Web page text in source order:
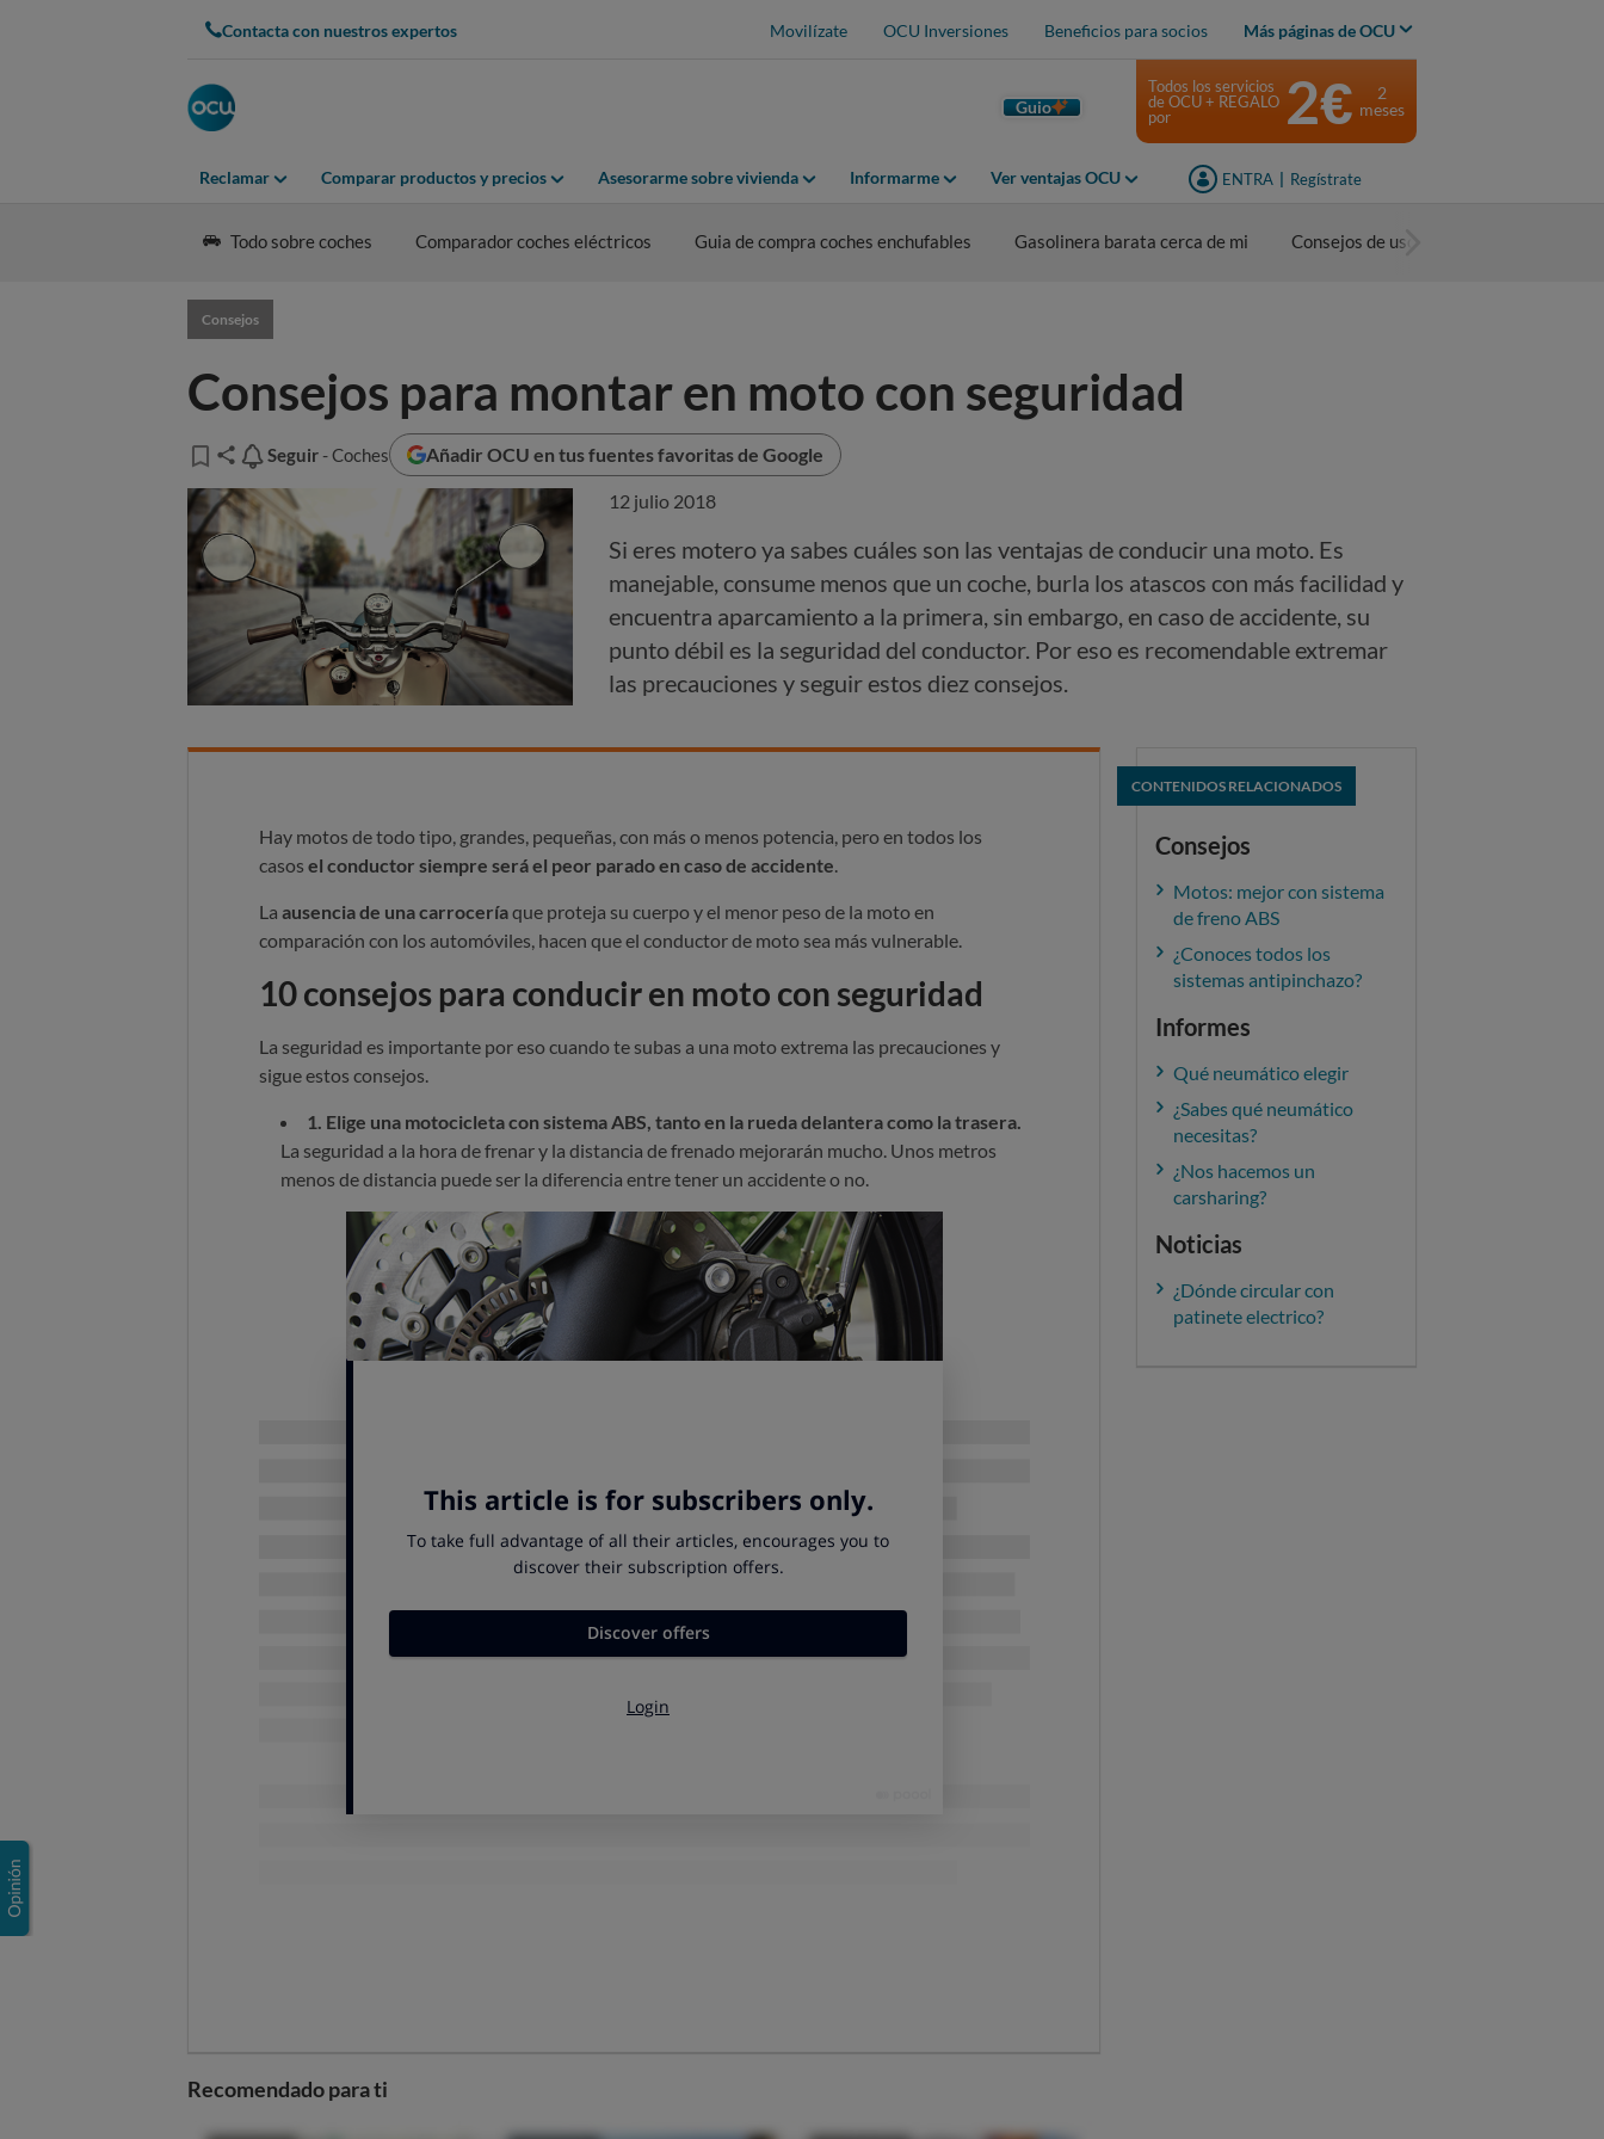
Contacta con nuestros expertos Movilízate OCU Inversiones Beneficios para socios Más páginas de OCU
Guio
Reclamar Comparar productos y precios Asesorarme sobre vivienda Informarme Ver ventajas OCU ENTRA Regístrate
Todos los servicios
de OCU + REGALO
por
2€
2
meses
Todo sobre coches Comparador coches eléctricos Guia de compra coches enchufables Gasolinera barata cerca de mi Consejos de uso
Consejos
Consejos para montar en moto con seguridad
Seguir
Seguir - Coches Añadir OCU en tus fuentes favoritas de Google
12 julio 2018
Si eres motero ya sabes cuáles son las ventajas de conducir una moto. Es
manejable, consume menos que un coche, burla los atascos con más facilidad y
encuentra aparcamiento a la primera, sin embargo, en caso de accidente, su
punto débil es la seguridad del conductor. Por eso es recomendable extremar
las precauciones y seguir estos diez consejos.
Hay motos de todo tipo, grandes, pequeñas, con más o menos potencia, pero en todos los
casos el conductor siempre será el peor parado en caso de accidente
La ausencia de una carroceríaque proteja su cuerpo y el menor peso de la moto en
comparación con los automóviles, hacen que el conductor de moto sea más vulnerable.
10 consejos para conducir en moto con seguridad
La seguridad es importante por eso cuando te subas a una moto extrema las precauciones y
sigue estos consejos.
1. Elige una motocicleta con sistema ABS, tanto en la rueda delantera como la trasera.
La seguridad a la hora de frenar y la distancia de frenado mejorarán mucho. Unos metros
menos de distancia puede ser la diferencia entre tener un accidente o no.
2. Haz un cursillo de conducción de moto.No importa que, hasta 125 cm3 no sea
obligatorio el permiso de motocicleta si ya se tienen unos años de experiencia con el
permiso B. Ten en cuenta que un scooter de 125 supera los 100 km/h y pesa unos 150 kg.
Hay que tener cierta idea de cómo manejar un vehículo de este tipo, para saber cómo
derecho, de modo que, si detrás viene un conductor despistado y no frena puedas
esquivarlo.
Recomendado para ti
CONTENIDOS RELACIONADOS
Consejos
Motos: mejor con sistema
de freno ABS
¿Conoces todos los
sistemas antipinchazo?
Informes
Qué neumático elegir
¿Sabes qué neumático
necesitas?
¿Nos hacemos un
carsharing?
Noticias
¿Dónde circular con
patinete electrico?